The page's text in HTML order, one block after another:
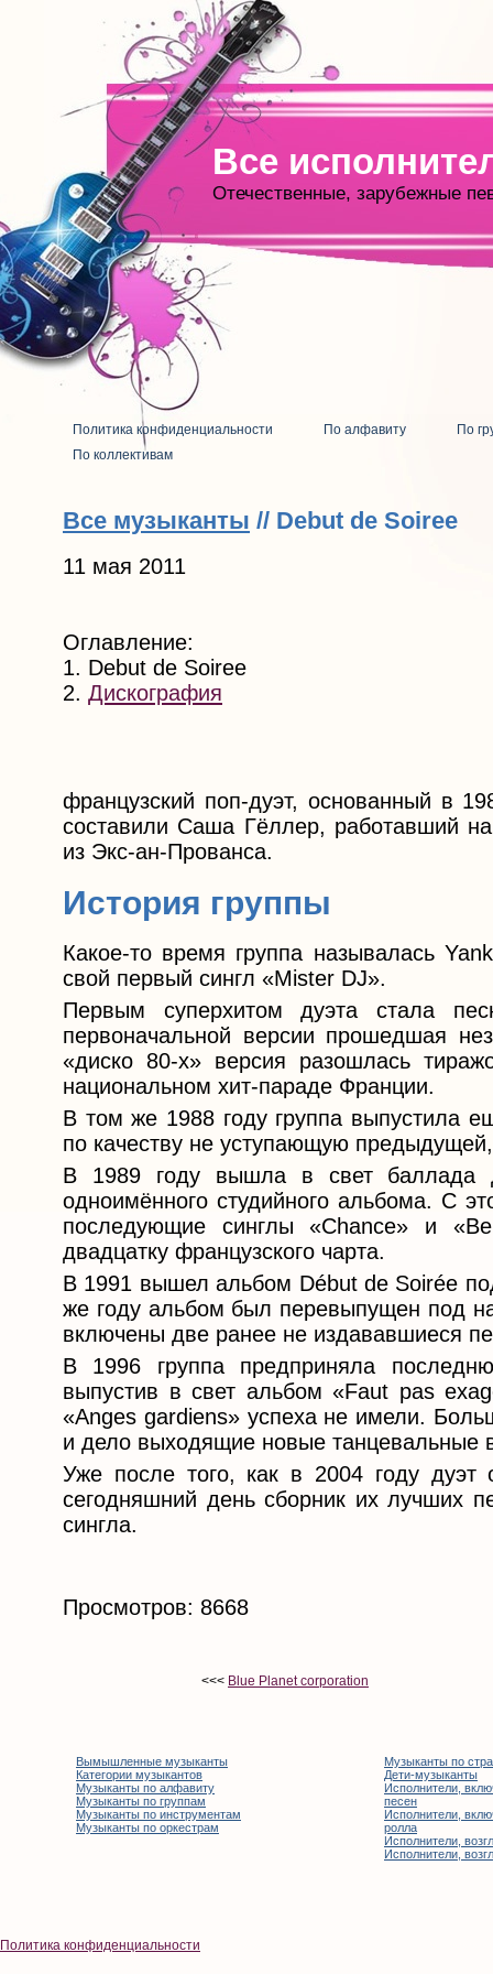
Все
Отечественные, зарубежные
Политика конфиденциальности По алфавиту
По
По коллективам
Все музыканты // Debut de Soiree
11 мая 2011
Оглавление:
1. Debut de Soiree
2. Дискография
французский поп-дуэт, основанный в
составили Саша Гёллер, работавший
из Экс-ан-Прованса.
История группы
Какое-то время группа называлась
свой первый сингл «Mister DJ».
Первым суперхитом дуэта стала
первоначальной версии прошедшая
«диско 80-х» версия разошлась
национальном хит-параде Франции.
В том же 1988 году группа выпустила
по качеству не уступающую
В 1989 году вышла в свет баллада
одноимённого студийного альбома. С
последующие синглы «Chance» и
двадцатку французского чарта.
В 1991 вышел альбом Début de Soirée
же году альбом был перевыпущен под
включены две ранее не издававшиеся
В 1996 группа предприняла
выпустив в свет альбом «Faut pas
«Anges gardiens» успеха не имели.
и дело выходящие новые танцевальные
Уже после того, как в 2004 году
сегодняшний день сборник их лучших
сингла.
Просмотров: 8668
<<< Blue Planet corporation
Вымышленные музыканты
Категории музыкантов
Музыканты по алфавиту
Музыканты по группам
Музыканты по инструментам
Музыканты по оркестрам
Музыканты по
Дети-музыканты
Исполнители,
песен
Исполнители,
ролла
Исполнители,
Исполнители,
Политика конфиденциальности